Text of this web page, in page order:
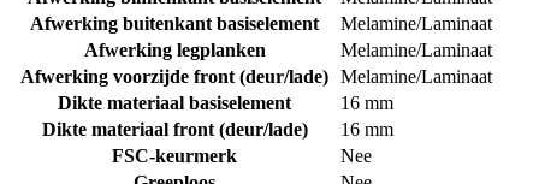
Afwerking buitenkant basiselement
Melamine/Laminaat
Afwerking legplanken
Melamine/Laminaat
Afwerking voorzijde front (deur/lade) Melamine/Laminaat
Dikte materiaal basiselement
16 mm
Dikte materiaal front (deur/lade)
16 mm
FSC-keurmerk
Nee